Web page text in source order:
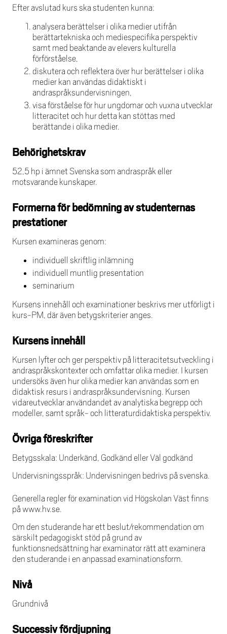
Efter avslutad kurs ska studenten kunna:
analysera berättelser i olika medier utifrån
berättartekniska och mediespecifika perspektiv
samt med beaktande av elevers kulturella
förförståelse,
diskutera och reflektera över hur berättelser i olika
medier kan användas didaktiskt i
andraspråksundervisningen,
visa förståelse för hur ungdomar och vuxna utvecklar
litteracitet och hur detta kan stöttas med
berättande i olika medier.
Behörighetskrav
52,5 hp i ämnet Svenska som andraspråk eller
motsvarande kunskaper.
Formerna för bedömning av studenternas
prestationer
Kursen examineras genom:
individuell skriftlig inlämning
individuell muntlig presentation
seminarium
Kursens innehåll och examinationer beskrivs mer utförligt i
kurs-PM, där även betygskriterier anges.
Kursens innehåll
Kursen lyfter och ger perspektiv på litteracitetsutveckling i
andraspråkskontexter och omfattar olika medier. I kursen
undersöks även hur olika medier kan användas som en
didaktisk resurs i andraspråksundervisning. Kursen
vidareutvecklar användandet av analytiska begrepp och
modeller, samt språk- och litteraturdidaktiska perspektiv.
Övriga föreskrifter
Betygsskala: Underkänd, Godkänd eller Väl godkänd
Undervisningsspråk: Undervisningen bedrivs på svenska.
Generella regler för examination vid Högskolan Väst finns
på www.hv.se.
Om den studerande har ett beslut/rekommendation om
särskilt pedagogiskt stöd på grund av
funktionsnedsättning har examinator rätt att examinera
den studerande i en anpassad examinationsform.
Nivå
Grundnivå
Successiv fördjupning